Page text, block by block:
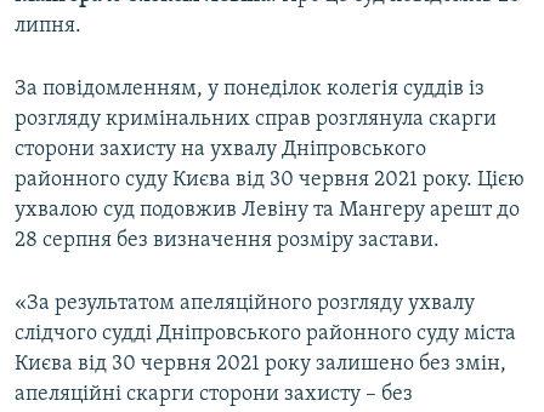
липня.
За повідомленням, у понеділок колегія суддів із
розгляду кримінальних справ розглянула скарги
сторони захисту на ухвалу Дніпровського
районного суду Києва від 30 червня 2021 року. Цією
ухвалою суд подовжив Левіну та Мангеру арешт до
28 серпня без визначення розміру застави.
«За результатом апеляційного розгляду ухвалу
слідчого судді Дніпровського районного суду міста
Києва від 30 червня 2021 року залишено без змін,
апеляційні скарги сторони захисту – без